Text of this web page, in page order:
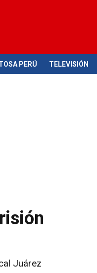
PERÚ TELEVISIÓN
Juárez